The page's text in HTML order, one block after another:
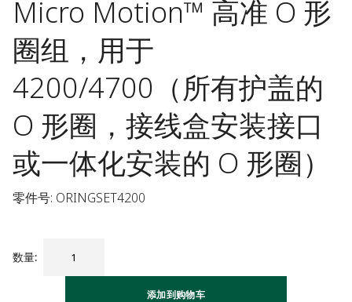
Micro Motion™ 高准 O 形
圈组，用于
4200/4700（所有护盖的
O 形圈，接线盒安装接口
或一体化安装的 O 形圈）
零件号: ORINGSET4200
数量:
添加到购物车